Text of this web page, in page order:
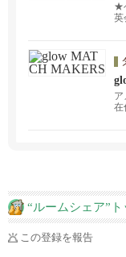
★
英
ビ
的
介
ア
在
“ルームシェア”
この登録を報告